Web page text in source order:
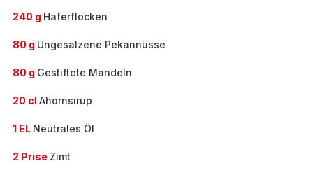
240 g Haferflocken
80 g Ungesalzene Pekannüsse
80 g Gestiftete Mandeln
20 cl Ahornsirup
1 EL Neutrales Öl
2 Prise Zimt